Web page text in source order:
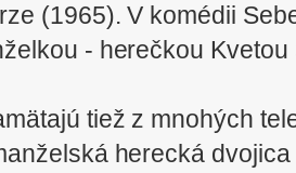
(1965). V komédii
- herečkou Kvetou
tiež z mnohých
herecká